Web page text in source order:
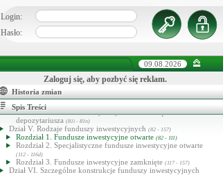
Login:
Hasło:
09.08.2026
Zaloguj się, aby pozbyć się reklam.
Historia zmian
Spis Treści
(70a - 70zi)
Rozdział 1. Wykonywanie działalności alternatywnej spółki
inwestycyjnej i zarządzającego ASI (70a - 70r)
Rozdział 2. Zezwolenia(70s - 70za)
(70zh - 70zn)
Dział IIIb. Przejęcie kontroli nad spółkami nienotowanymi na
rynku regulowanym i notowanymi emitentami(70zj - 70zn)
Dział IV. Depozytariusz(71 - 81n)
Rozdział 1. Depozytariusz funduszu inwestycyjnego
Rozdział 2. Depozytariusz alternatywnej spółki inwestycyjnej
(81b - 81h)
Rozdział 3.Powierzenie wykonywania obowiązków
depozytariusza (81i - 81n)
Dział V. Rodzaje funduszy inwestycyjnych (82 - 157)
Rozdział 1. Fundusze inwestycyjne otwarte (82 - 111)
Rozdział 2. Specjalistyczne fundusze inwestycyjne otwarte
(112 - 116d)
Rozdział 3. Fundusze inwestycyjne zamknięte (117 - 157)
Dział VI. Szczególne konstrukcje funduszy inwestycyjnych